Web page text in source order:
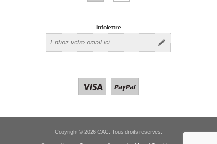
Infolettre
Copyright © 2026 CAG. Tous droits réservés.